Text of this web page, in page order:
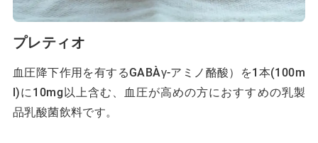
プレティオ
血圧降下作用を有するGABA（γ-アミノ酪酸）を1本(100m
l)に10mg以上含む、血圧が高めの方におすすめの乳製
品乳酸菌飲料です。